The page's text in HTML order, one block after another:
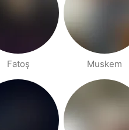
Fatoş Muskem